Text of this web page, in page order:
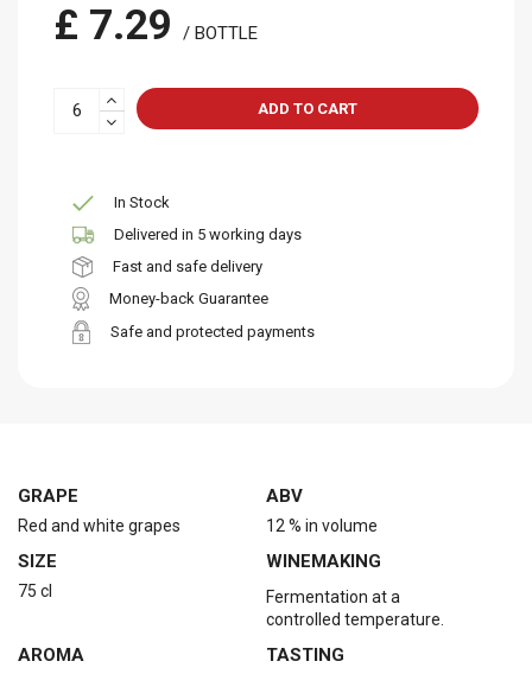
£ 7.29 / BOTTLE
ADD TO CART
In Stock
Delivered in 5 working days
Fast and safe delivery
Money-back Guarantee
Safe and protected payments
GRAPE
Red and white grapes
ABV
12 % in volume
SIZE
75 cl
WINEMAKING
Fermentation at a
controlled temperature.
AROMA TASTING